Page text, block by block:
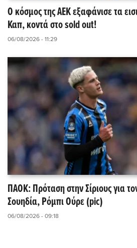
Ο κόσμος της ΑΕΚ εξαφάνισε τα
Καπ, κοντά στο sold out!
06/08/2026 - 11:29
ΠΑΟΚ: Πρόταση στην Σίριους για
Σουηδία, Ρόμπι Ούρε (pic)
06/08/2026 - 09:18